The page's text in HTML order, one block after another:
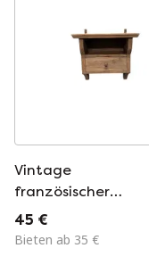
Vintage
französischer
Wandschrank aus
Holz mit Schublade,
45 €
Bieten ab 35 €